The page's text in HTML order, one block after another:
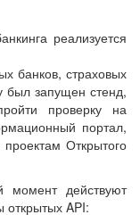
реализуется
банков, страховых
был запущен стенд,
проверку на
портал,
Открытого
момент действуют
API: